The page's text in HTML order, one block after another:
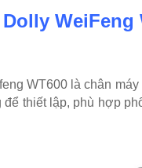
WeiFeng
WT600 là chân
để thiết lập, phù hợp